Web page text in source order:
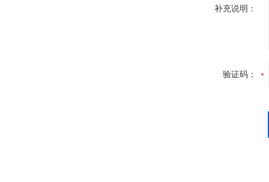
补充说明：
验证码：